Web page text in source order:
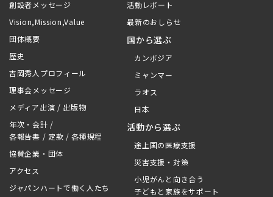
創設者メッセージ
Vision,Mission,Value
団体概要
歴史
吉岡秀人プロフィール
理事会メッセージ
メディア出演 / 出版物
年次・会計 /
各報告書 / 定款 / 各種規程
協賛企業・団体
アクセス
ジャパンハートで働く人たち
活動レポート
最新のおしらせ
国から選ぶ
カンボジア
ミャンマー
ラオス
日本
活動から選ぶ
途上国の医療支援
災害支援・対策
小児がんと向き合う
子どもと家族をサポート